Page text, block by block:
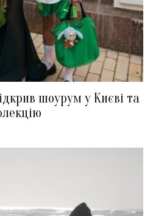
шоурум у Києві та